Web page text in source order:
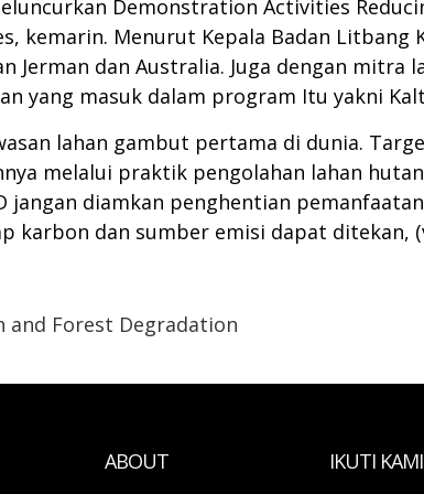
Demonstration Activities
kemarin. Menurut Kepala Badan
Jerman dan Australia. Juga dengan mitra
yang masuk dalam program Itu yakni
lahan gambut pertama di dunia.
melalui praktik pengolahan lahan
jangan diamkan penghentian
karbon dan sumber emisi dapat ditekan,
and Forest Degradation
ABOUT IKUTI KAMI